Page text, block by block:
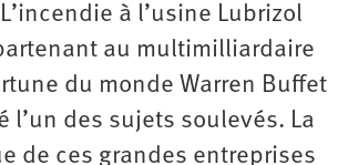
à l’usine Lubrizol
au multimilliardaire
du monde Warren Buffet
l’un des sujets soulevés. La
de ces grandes entreprises